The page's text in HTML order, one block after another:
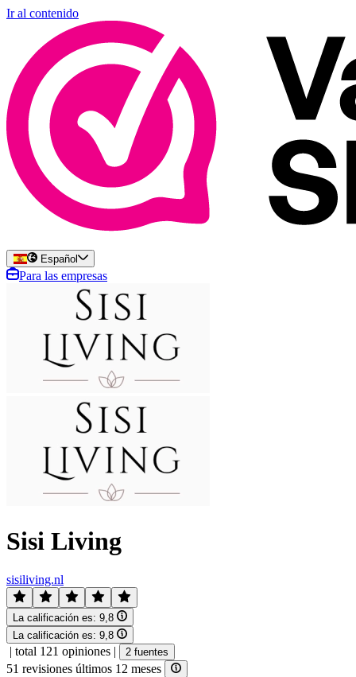
Ir al contenido
Español
Para las empresas
Sisi Living
sisiliving.nl
La calificación es: 9,8
La calificación es: 9,8
| total 121 opiniones | 2 fuentes
51 revisiones últimos 12 meses